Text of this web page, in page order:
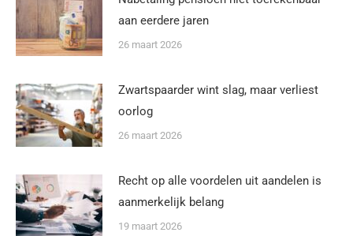
aan eerdere jaren
26 maart 2026
Zwartspaarder wint slag, maar verliest
oorlog
26 maart 2026
Recht op alle voordelen uit aandelen is
aanmerkelijk belang
19 maart 2026